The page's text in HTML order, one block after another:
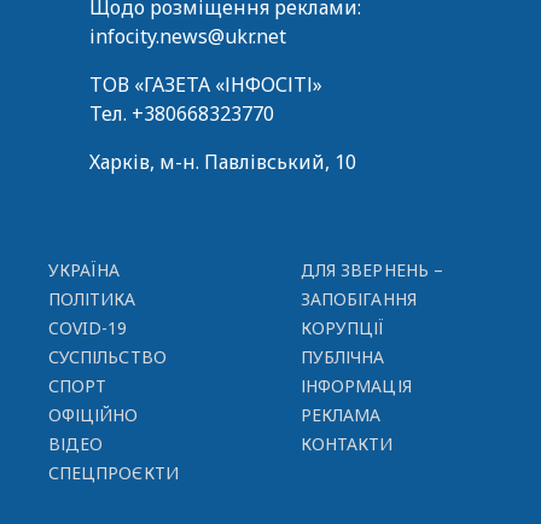
Щодо розміщення реклами:
infocity.news@ukr.net
ТОВ «ГАЗЕТА «ІНФОСІТІ»
Тел. +380668323770
Харків, м-н. Павлівський, 10
УКРАЇНА
ПОЛІТИКА
COVID-19
СУСПІЛЬСТВО
СПОРТ
ОФІЦІЙНО
ВІДЕО
СПЕЦПРОЄКТИ
ДЛЯ ЗВЕРНЕНЬ –
ЗАПОБІГАННЯ
КОРУПЦІЇ
ПУБЛІЧНА
ІНФОРМАЦІЯ
РЕКЛАМА
КОНТАКТИ